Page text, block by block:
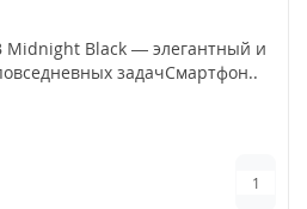
Midnight Black — элегантный и
задачСмартфон..